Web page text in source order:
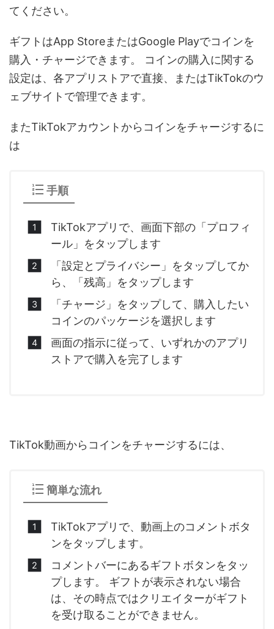
てください。
ギフトはApp StoreまたはGoogle Playでコインを
購入・チャージできます。 コインの購入に関する
設定は、各アプリストアで直接、またはTikTokのウ
ェブサイトで管理できます。
またTikTokアカウントからコインをチャージするに
は
手順
TikTokアプリで、画面下部の「プロフィ
ール」をタップします
「設定とプライバシー」をタップしてか
ら、「残高」をタップします
「チャージ」をタップして、購入したい
コインのパッケージを選択します
画面の指示に従って、いずれかのアプリ
ストアで購入を完了します
TikTok動画からコインをチャージするには、
簡単な流れ
TikTokアプリで、動画上のコメントボタ
ンをタップします。
コメントバーにあるギフトボタンをタッ
プします。 ギフトが表示されない場合
は、その時点ではクリエイターがギフト
を受け取ることができません。